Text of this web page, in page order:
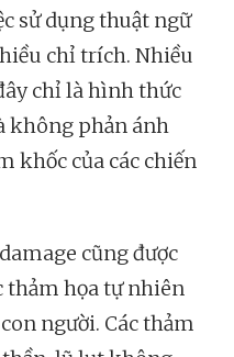
sử dụng thuật ngữ
chỉ trích. Nhiều
chỉ là hình thức
không phản ánh
khốc của các chiến
cũng được
thảm họa tự nhiên
người. Các thảm